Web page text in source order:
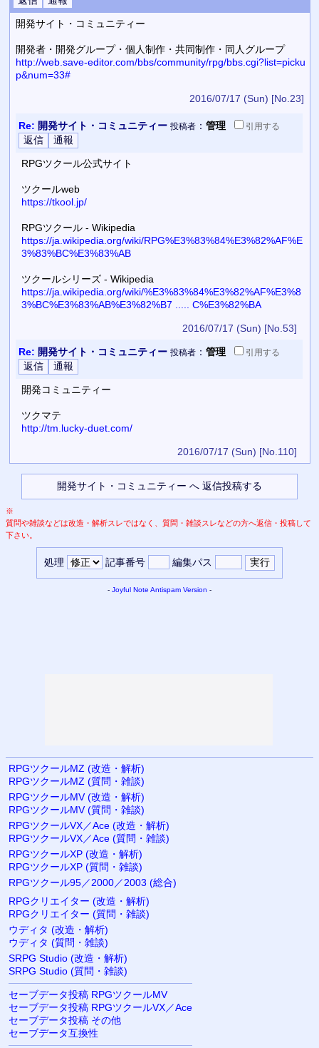
開発サイト・コミュニティー
開発者・開発グループ・個人制作・共同制作・同人グループ
http://web.save-editor.com/bbs/community/rpg/bbs.cgi?list=picku
p&num=33#
2016/07/17 (Sun) [No.23]
Re: 開発サイト・コミュニティー 投稿者： 管理 引用する
RPGツクール公式サイト
ツクールweb
https://tkool.jp/
RPGツクール - Wikipedia
https://ja.wikipedia.org/wiki/RPG%E3%83%84%E3%82%AF%E
3%83%BC%E3%83%AB
ツクールシリーズ - Wikipedia
https://ja.wikipedia.org/wiki/%E3%83%84%E3%82%AF%E3%8
3%BC%E3%83%AB%E3%82%B7 ..... C%E3%82%BA
2016/07/17 (Sun) [No.53]
Re: 開発サイト・コミュニティー 投稿者： 管理 引用する
開発コミュニティー
ツクマテ
http://tm.lucky-duet.com/
2016/07/17 (Sun) [No.110]
※
質問や雑談などは改造・解析スレではなく、質問・雑談スレなどの方へ返信・投稿して
下さい。
処理 記事番号 編集パス
- Joyful Note Antispam Version -
RPGツクールMZ (改造・解析)
RPGツクールMZ (質問・雑談)
RPGツクールMV (改造・解析)
RPGツクールMV (質問・雑談)
RPGツクールVX／Ace (改造・解析)
RPGツクールVX／Ace (質問・雑談)
RPGツクールXP (改造・解析)
RPGツクールXP (質問・雑談)
RPGツクール95／2000／2003 (総合)
RPGクリエイター (改造・解析)
RPGクリエイター (質問・雑談)
ウディタ (改造・解析)
ウディタ (質問・雑談)
SRPG Studio (改造・解析)
SRPG Studio (質問・雑談)
セーブデータ投稿 RPGツクールMV
セーブデータ投稿 RPGツクールVX／Ace
セーブデータ投稿 その他
セーブデータ互換性